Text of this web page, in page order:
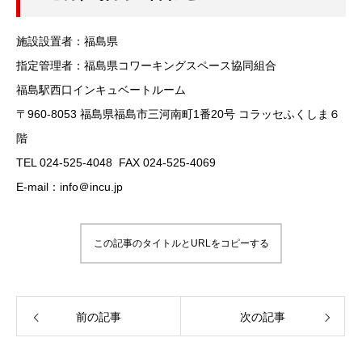
施設設置者：福島県
指定管理者：福島県コワーキングスペース協同組合
福島駅西口インキュベートルーム
〒960-8053 福島県福島市三河南町1番20号 コラッセふくしま６
階
TEL 024-525-4048 FAX 024-525-4069
E-mail：info＠incu.jp
この記事のタイトルとURLをコピーする
前の記事 次の記事